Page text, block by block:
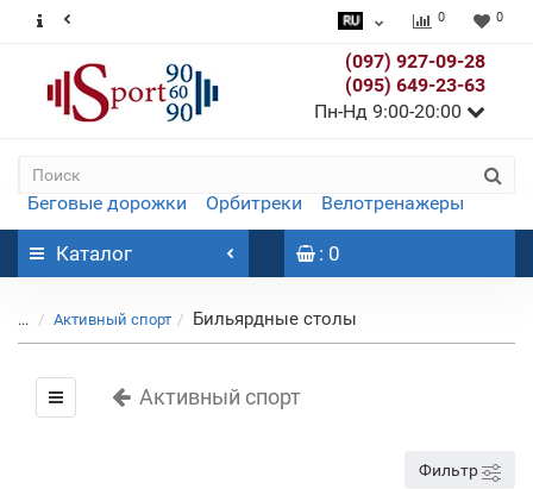
0 0
(097) 927-09-28
(095) 649-23-63
Пн-Нд 9:00-20:00
Беговые дорожки Орбитреки Велотренажеры
Каталог : 0
... Активный спорт Бильярдные столы
Активный спорт
Фильтр